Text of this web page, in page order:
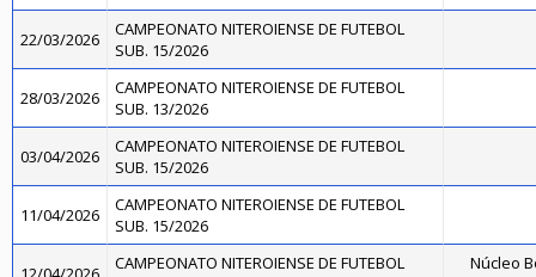
22/03/2026
CAMPEONATO NITEROIENSE DE FUTEBOL
SUB. 15/2026
28/03/2026
CAMPEONATO NITEROIENSE DE FUTEBOL
SUB. 13/2026
03/04/2026
CAMPEONATO NITEROIENSE DE FUTEBOL
SUB. 15/2026
11/04/2026
CAMPEONATO NITEROIENSE DE FUTEBOL
SUB. 15/2026
CAMPEONATO NITEROIENSE DE FUTEBOL
Núcleo